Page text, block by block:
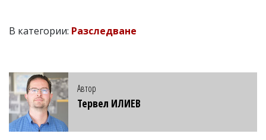
В категории: Разследване
Автор
Тервел ИЛИЕВ